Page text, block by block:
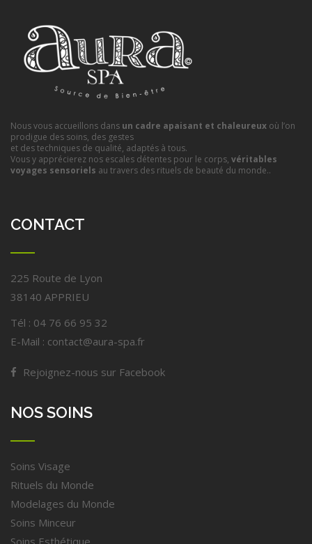
Nous vous accueillons dans un cadre apaisant et chaleureux où l’on
prodigue des soins, des gestes
et des techniques de qualité, adaptés à tous.
Vous y apprécierez nos escales détentes pour le corps, véritables
voyages sensoriels au travers des rituels de beauté du monde..
CONTACT
225 Route de Lyon
38140 APPRIEU
Tél : 04 76 66 95 32
E-Mail : contact@aura-spa.fr
Rejoignez-nous sur Facebook
NOS SOINS
Soins Visage
Rituels du Monde
Modelages du Monde
Soins Minceur
Soins Esthétique